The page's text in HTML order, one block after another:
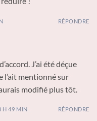
RÉPONDRE
J’ai été déçue
l’ait mentionné sur
modifié plus tôt.
H 49 MIN RÉPONDRE